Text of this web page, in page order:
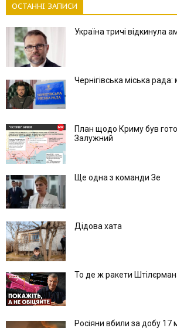
ОСТАННІ ЗАПИСИ
Україна тричі відкинула
Чернігівська міська
План щодо Криму був
Залужний
Ще одна з команди Зе
Дідова хата
То де ж ракети
Росіяни вбили за добу 17